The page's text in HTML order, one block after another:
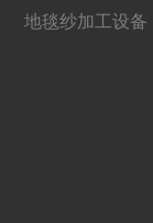
地毯纱加工设备